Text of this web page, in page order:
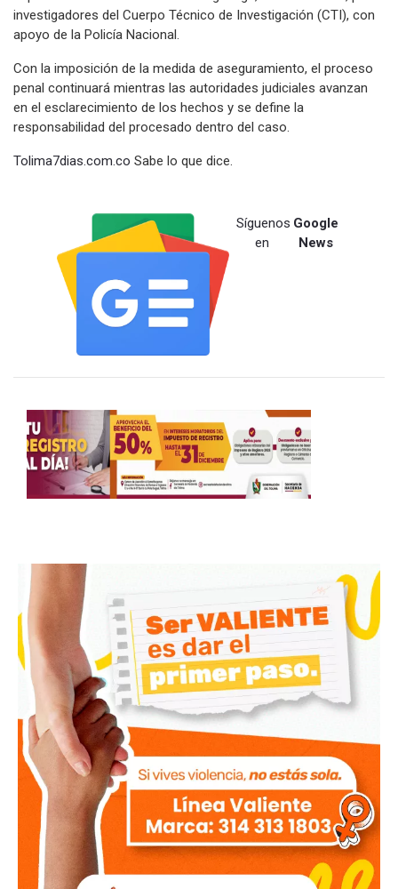
investigadores del Cuerpo Técnico de Investigación (CTI), con
apoyo de la Policía Nacional.
Con la imposición de la medida de aseguramiento, el proceso
penal continuará mientras las autoridades judiciales avanzan
en el esclarecimiento de los hechos y se define la
responsabilidad del procesado dentro del caso.
Tolima7dias.com.co Sabe lo que dice.
Síguenos
en
Google
News